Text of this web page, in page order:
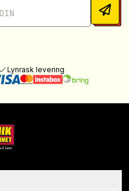
Lynrask levering